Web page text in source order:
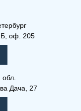
оф. 205
Дача, 27